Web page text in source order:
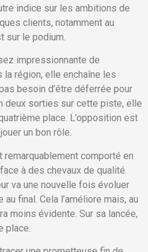
indice sur les ambitions de
clients, notamment au
sur le podium.
impressionnante de
la région, elle enchaîne les
besoin d’être déferrée pour
deux sorties sur cette piste, elle
place. L’opposition est
un bon rôle.
remarquablement comporté en
à des chevaux de qualité.
va une nouvelle fois évoluer
final. Cela l’améliore mais, au
moins évidente. Sur sa lancée,
place.